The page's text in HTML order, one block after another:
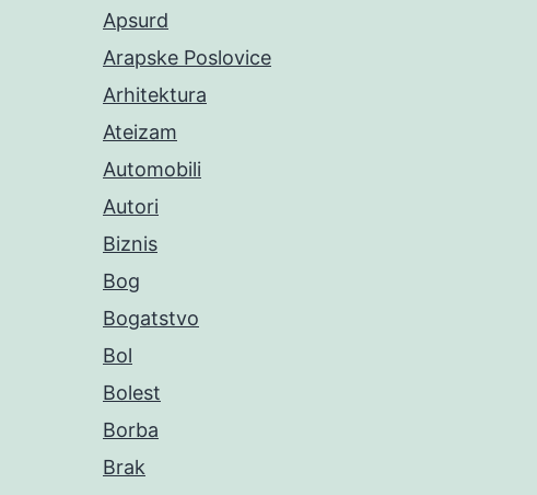
Apsurd
Arapske Poslovice
Arhitektura
Ateizam
Automobili
Autori
Biznis
Bog
Bogatstvo
Bol
Bolest
Borba
Brak